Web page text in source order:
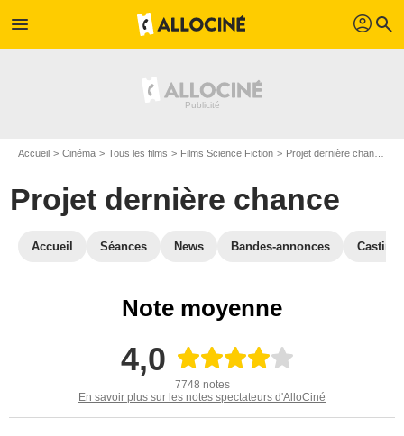
menu profil search
Accueil Cinéma Tous les films Films Science Fiction Projet dernière chance
Projet dernière chance
Accueil Séances News Bandes-annonces Casting
Note moyenne
4,0
7748 notes
En savoir plus sur les notes spectateurs d'AlloCiné